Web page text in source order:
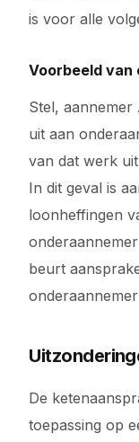
is voor alle
Voorbeeld van
Stel, aannemer
uit aan
van dat werk
In dit geval is
loonheffingen
beurt
onderaannemer
De
toepassing op